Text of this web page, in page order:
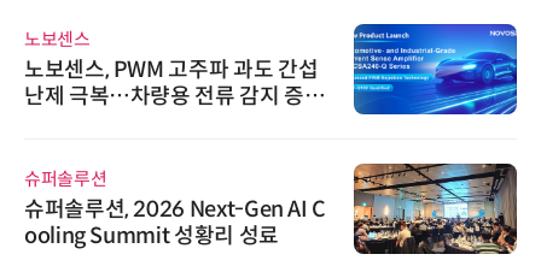
노보센스
노보센스, PWM 고주파 과도 간섭
난제 극복…차량용 전류 감지 증폭
슈퍼솔루션
슈퍼솔루션, 2026 Next-Gen AI C
ooling Summit 성황리 성료